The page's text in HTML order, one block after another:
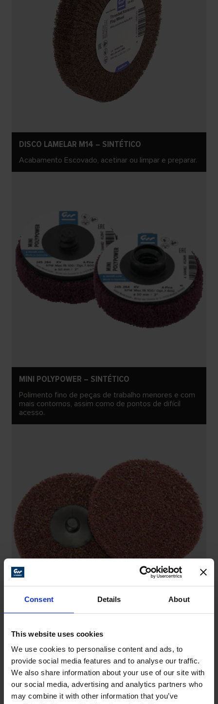
Consent Details About
This website uses cookies
We use cookies to personalise content and ads, to
provide social media features and to analyse our traffic.
We also share information about your use of our site with
our social media, advertising and analytics partners who
may combine it with other information that you’ve
DISCO LAMELAR M14 – SINTÉTICO
Acabamento Escovado, acetinar ou limpar e preparar.
MINI POLYPOWER – SINTÉTICO
Polimento fino de peças de trabalho menores e com
mais contornos, assim como de pontos de difícil
acesso.
DISCOS DE TROCA RÁPIDA PARA ACABAMENTO
HS
Manta abrasiva particularmente durável, que também
é adequado para o processamento de cantos e
extremidades.